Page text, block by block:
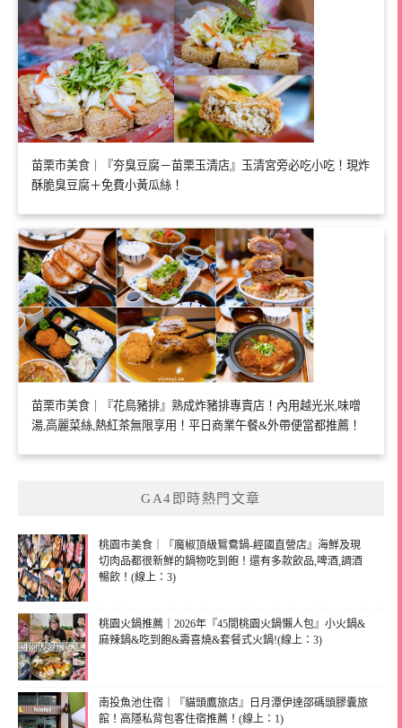
苗栗市美食｜『夯臭豆腐－苗栗玉清店』玉清宮旁必吃小吃！現炸
酥脆臭豆腐＋免費小黃瓜絲！
苗栗市美食｜『花鳥豬排』熟成炸豬排專賣店！內用越光米,味噌
湯,高麗菜絲,熱紅茶無限享用！平日商業午餐&外帶便當都推薦！
GA4即時熱門文章
桃園市美食｜『魔椒頂級鴛鴦鍋-經國直營店』海鮮及現
切肉品都很新鮮的鍋物吃到飽！還有多款飲品,啤酒,調酒
暢飲！(線上：3)
桃園火鍋推薦｜2026年『45間桃園火鍋懶人包』小火鍋&
麻辣鍋&吃到飽&壽喜燒&套餐式火鍋!(線上：3)
南投魚池住宿｜『貓頭鷹旅店』日月潭伊達邵碼頭膠囊旅
館！高隱私背包客住宿推薦！(線上：1)